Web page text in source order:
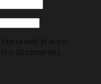
ul web în acest
o să comentez.